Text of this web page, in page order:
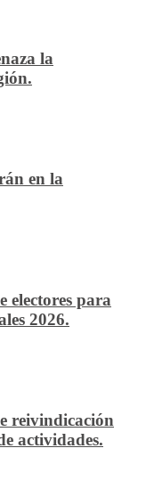
la
en la
electores para
2026.
reivindicación
actividades.